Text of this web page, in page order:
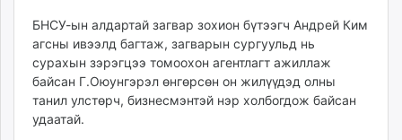
БНСУ-ын алдартай загвар зохион бүтээгч Андрей Ким
агсны ивээлд багтаж, загварын сургуульд нь
сурахын зэрэгцээ томоохон агентлагт ажиллаж
байсан Г.Оюунгэрэл өнгөрсөн он жилүүдэд олны
танил улстөрч, бизнесмэнтэй нэр холбогдож байсан
удаатай.